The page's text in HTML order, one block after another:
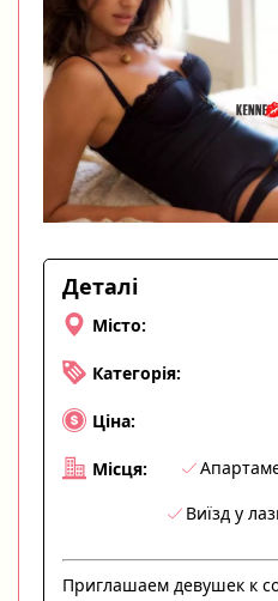
Деталі
Місто:
Категорія:
Ціна:
Місця:
Виїзд у
Приглашаем девушек к